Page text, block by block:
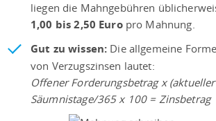
liegen die Mahngebühren
1,00 bis 2,50 Europro Mahnung.
Gut zu wissen: Die allgemeine
von Verzugszinsen lautet:
Offener Forderungsbetrag x
Säumnistage/365 x 100 = Zinsbetrag